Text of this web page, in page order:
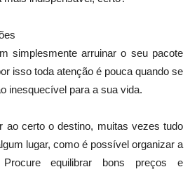
simplesmente arruinar o seu pacote
isso toda atenção é pouca quando se
inesquecível para a sua vida.
ao certo o destino, muitas vezes tudo
lugar, como é possível organizar a
equilibrar bons preços e